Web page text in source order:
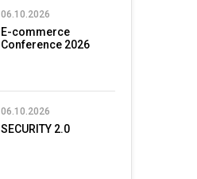
06.10.2026
E-commerce
Conference 2026
06.10.2026
SECURITY 2.0